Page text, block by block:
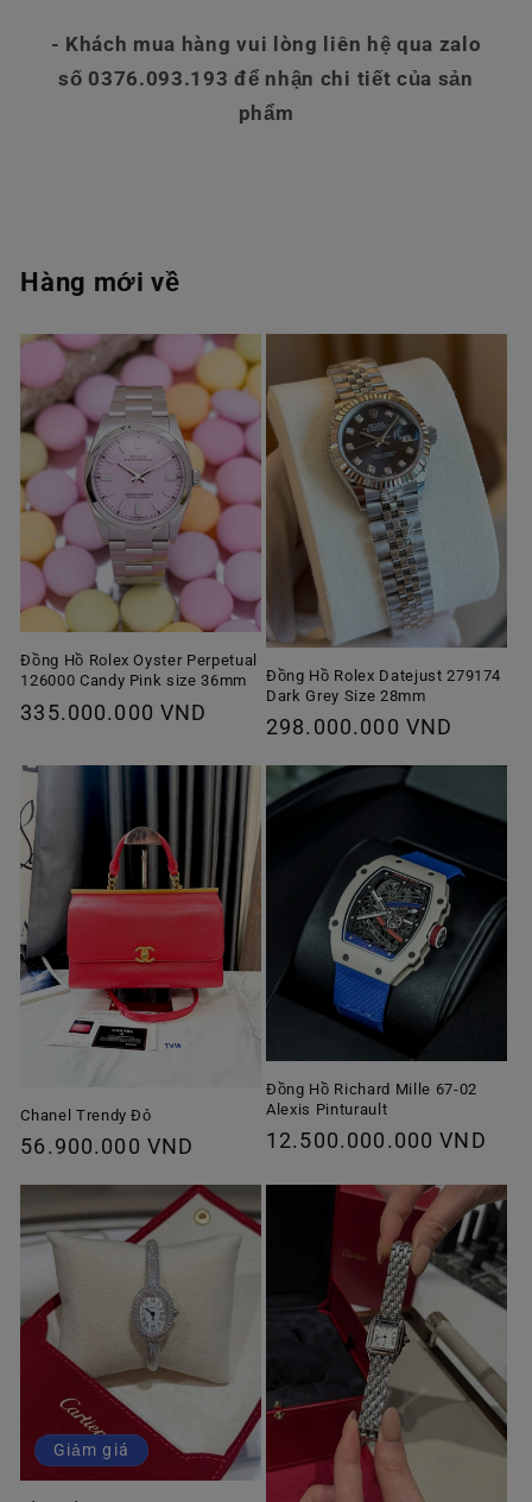
- Khách mua hàng vui lòng liên hệ qua zalo
số 0376.093.193 để nhận chi tiết của sản
phẩm
Hàng mới về
Đồng Hồ Rolex Oyster Perpetual
126000 Candy Pink size 36mm
Giá
thường
335.000.000 VND
Đồng Hồ Rolex Datejust 279174
Dark Grey Size 28mm
Giá
thường
298.000.000 VND
Chanel Trendy Đỏ
Giá
thường
56.900.000 VND
Đồng Hồ Richard Mille 67-02
Alexis Pinturault
Giá
12.500.000.000 VND
Giảm giá